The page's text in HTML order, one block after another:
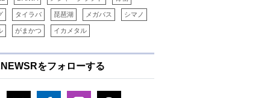
タイラバ 琵琶湖 メガバス シマノ
がまかつ イカメタル
をフォローする